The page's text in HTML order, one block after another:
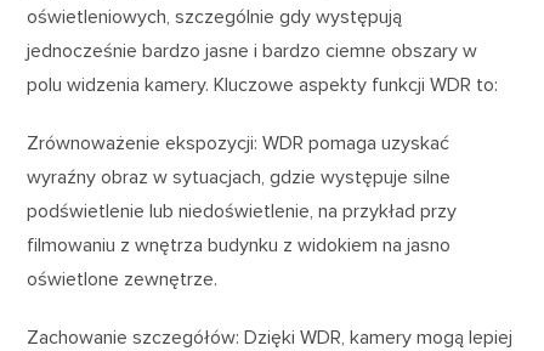
oświetleniowych, szczególnie gdy występują
jednocześnie bardzo jasne i bardzo ciemne obszary w
polu widzenia kamery. Kluczowe aspekty funkcji WDR to:
Zrównoważenie ekspozycji: WDR pomaga uzyskać
wyraźny obraz w sytuacjach, gdzie występuje silne
podświetlenie lub niedoświetlenie, na przykład przy
filmowaniu z wnętrza budynku z widokiem na jasno
oświetlone zewnętrze.
Zachowanie szczegółów: Dzięki WDR, kamery mogą lepiej